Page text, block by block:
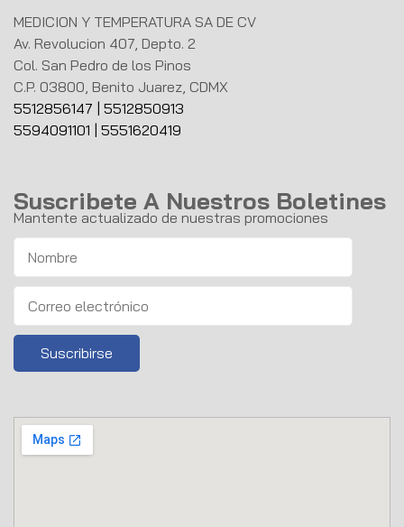
MEDICION Y TEMPERATURA SA DE CV
Av. Revolucion 407, Depto. 2
Col. San Pedro de los Pinos
C.P. 03800, Benito Juarez, CDMX
5512856147
5512850913
5594091101
5551620419
Suscribete A Nuestros Boletines
Mantente actualizado de nuestras promociones